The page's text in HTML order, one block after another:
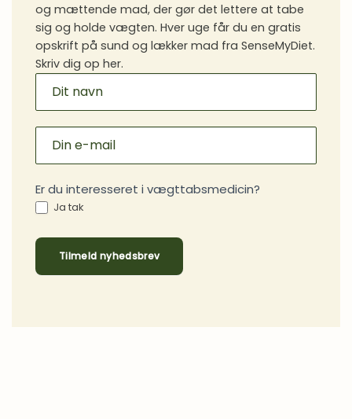
og mættende mad, der gør det lettere at tabe
sig og holde vægten. Hver uge får du en gratis
opskrift på sund og lækker mad fra SenseMyDiet.
Skriv dig op her.
MAILCHIMP
SIGNUP
Er du interesseret i vægttabsmedicin?
Ja tak
Tilmeld nyhedsbrev